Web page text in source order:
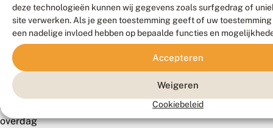
deze technologieën kunnen wij gegevens zoals surfgedrag of
site verwerken. Als je geen toestemming geeft of uw
een nadelige invloed hebben op bepaalde functies en
Accepteren
Weigeren
Cookiebeleid
kokertje
samengesponnen
waar
rups
zich
overdag